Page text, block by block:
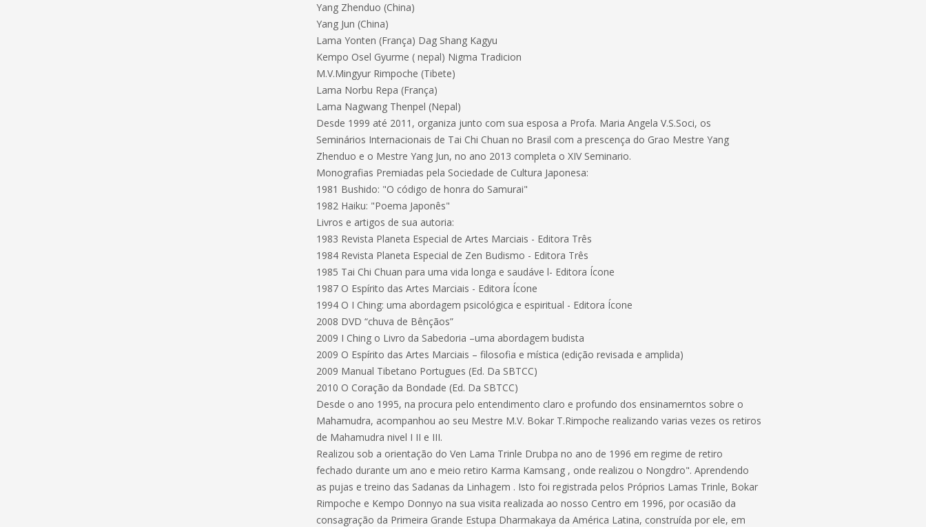
Yang Zhenduo (China)
Yang Jun (China)
Lama Yonten (França) Dag Shang Kagyu
Kempo Osel Gyurme ( nepal) Nigma Tradicion
M.V.Mingyur Rimpoche (Tibete)
Lama Norbu Repa (França)
Lama Nagwang Thenpel (Nepal)
Desde 1999 até 2011, organiza junto com sua esposa a Profa. Maria Angela V.S.Soci, os
Seminários Internacionais de Tai Chi Chuan no Brasil com a prescença do Grao Mestre Yang
Zhenduo e o Mestre Yang Jun, no ano 2013 completa o XIV Seminario.
Monografias Premiadas pela Sociedade de Cultura Japonesa:
1981 Bushido: "O código de honra do Samurai"
1982 Haiku: "Poema Japonês"
Livros e artigos de sua autoria:
1983 Revista Planeta Especial de Artes Marciais - Editora Três
1984 Revista Planeta Especial de Zen Budismo - Editora Três
1985 Tai Chi Chuan para uma vida longa e saudáve l- Editora Ícone
1987 O Espírito das Artes Marciais - Editora Ícone
1994 O I Ching: uma abordagem psicológica e espiritual - Editora Ícone
2008 DVD “chuva de Bênçãos”
2009 I Ching o Livro da Sabedoria –uma abordagem budista
2009 O Espírito das Artes Marciais – filosofia e mística (edição revisada e amplida)
2009 Manual Tibetano Portugues (Ed. Da SBTCC)
2010 O Coração da Bondade (Ed. Da SBTCC)
Desde o ano 1995, na procura pelo entendimento claro e profundo dos ensinamerntos sobre o
Mahamudra, acompanhou ao seu Mestre M.V. Bokar T.Rimpoche realizando varias vezes os retiros
de Mahamudra nivel I II e III.
Realizou sob a orientação do Ven Lama Trinle Drubpa no ano de 1996 em regime de retiro
fechado durante um ano e meio retiro Karma Kamsang , onde realizou o Nongdro". Aprendendo
as pujas e treino das Sadanas da Linhagem . Isto foi registrada pelos Próprios Lamas Trinle, Bokar
Rimpoche e Kempo Donnyo na sua visita realizada ao nosso Centro em 1996, por ocasião da
consagração da Primeira Grande Estupa Dharmakaya da América Latina, construída por ele, em